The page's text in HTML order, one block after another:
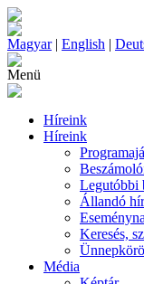
Magyar| English |
Menü
Híreink
Híreink
Legutóbbi
Állandó
Keresés,
Média